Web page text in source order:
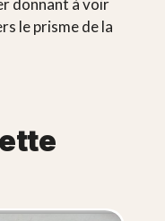
donnant à voir
le prisme de la